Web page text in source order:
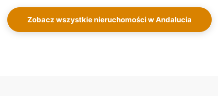
Zobacz wszystkie nieruchomości w Andalucia